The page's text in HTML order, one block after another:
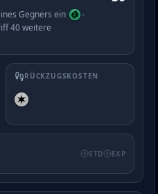
Gegners ein
-
40 weitere
RÜCKZUGSKOSTEN
STD EXP